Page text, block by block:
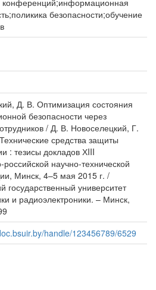
конференций;информационная
безопасности;обучение
Д. В. Оптимизация состояния
безопасности через
/ Д. В. Новоселецкий, Г.
средства защиты
: тезисы докладов ХIII
российской научно-технической
Минск, 4–5 мая 2015 г. /
государственный университет
и радиоэлектроники. – Минск,
handle/123456789/6529